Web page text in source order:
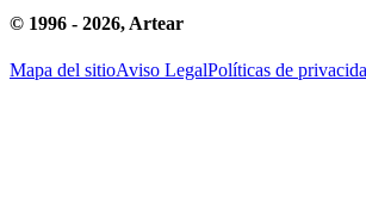
© 1996 - 2026, Artear
Mapa del sitioAviso LegalPolíticas de